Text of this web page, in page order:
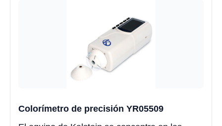
Colorímetro de precisión YR05509